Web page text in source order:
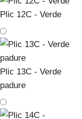
Plic 12C - Verde
Plic 13C - Verde
padure